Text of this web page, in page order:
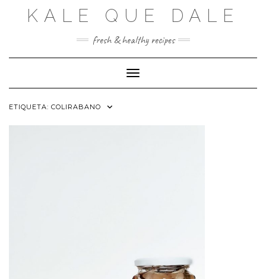
KALE QUE DALE
fresh & healthy recipes
Cambiar modo de navegación
ETIQUETA: COLIRABANO